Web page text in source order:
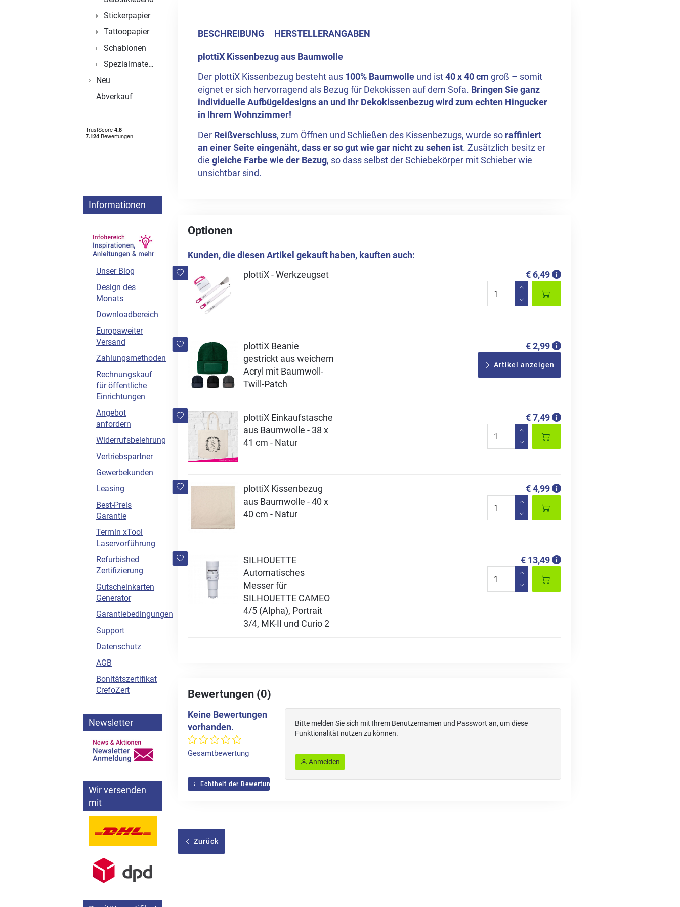
BESCHREIBUNG HERSTELLERANGABEN
plottiX Kissenbezug aus Baumwolle
Der plottiX Kissenbezug besteht aus 100% Baumwolle und ist40 x 40 cm groß – somit
eignet er sich hervorragend als Bezug für Dekokissen auf dem Sofa. Bringen Sie ganz
individuelle Aufbügeldesigns an und Ihr Dekokissenbezug wird zum echten Hingucker
in Ihrem Wohnzimmer!
Der Reißverschluss, zum Öffnen und Schließen des Kissenbezugs, wurde so raffiniert
an einer Seite eingenäht, dass er so gut wie gar nicht zu sehen ist. Zusätzlich besitz er
die gleiche Farbe wie der Bezug, so dass selbst der Schiebekörper mit Schieber wie
unsichtbar sind.
Optionen
Kunden, die diesen Artikel gekauft haben, kauften auch:
plottiX - Werkzeugset
€ 6,49
plottiX Beanie
gestrickt aus weichem
Acryl mit Baumwoll-
Twill-Patch
€ 2,99
Artikel anzeigen
plottiX Einkaufstasche
aus Baumwolle - 38 x
41 cm - Natur
€ 7,49
plottiX Kissenbezug
aus Baumwolle - 40 x
40 cm - Natur
€ 4,99
SILHOUETTE
Automatisches
Messer für
SILHOUETTE CAMEO
4/5 (Alpha), Portrait
3/4, MK-II und Curio 2
€ 13,49
Bewertungen (0)
Keine Bewertungen
vorhanden.
Gesamtbewertung
Echtheit der Bewertungen
Bitte melden Sie sich mit Ihrem Benutzernamen und Passwort an, um diese
Funktionalität nutzen zu können.
Anmelden
Zurück
Stickerpapier
Tattoopapier
Schablonen
Spezialmaterial
Neu
Abverkauf
Informationen
Unser Blog
Design des
Monats
Downloadbereich
Europaweiter
Versand
Zahlungsmethoden
Rechnungskauf
für öffentliche
Einrichtungen
Angebot
anfordern
Widerrufsbelehrung
Vertriebspartner
Gewerbekunden
Leasing
Best-Preis
Garantie
Termin xTool
Laservorführung
Refurbished
Zertifizierung
Gutscheinkarten
Generator
Garantiebedingungen
Support
Datenschutz
AGB
Bonitätszertifikat
CrefoZert
Newsletter
Wir versenden
mit